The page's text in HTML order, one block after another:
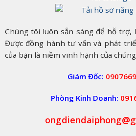
Chúng tôi luôn sẵn sàng để hỗ trợ,
Được đồng hành tư vấn và phát
của bạn là niềm vinh hạnh của
Giám Đốc:
Phòng Kinh Doanh: